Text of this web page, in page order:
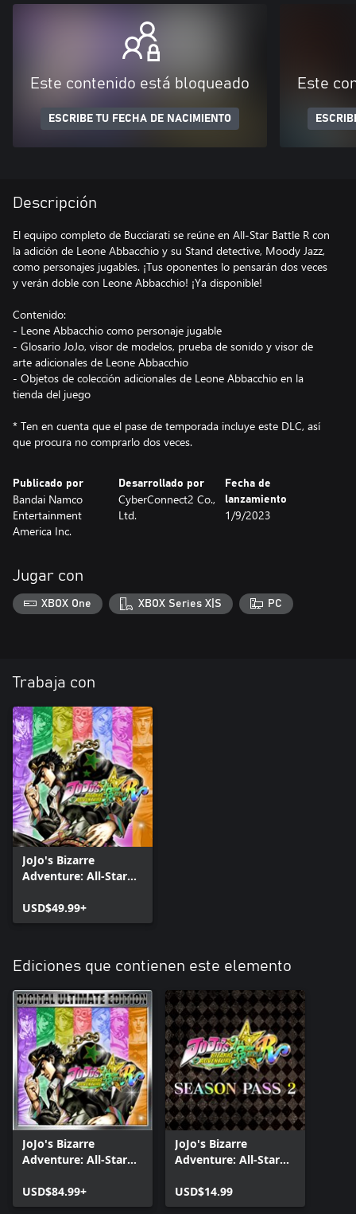
Este contenido está bloqueado
ESCRIBE TU FECHA DE NACIMIENTO
Este
Descripción
El equipo completo de Bucciarati se reúne en All-Star Battle R con
la adición de Leone Abbacchio y su Stand detective, Moody Jazz,
como personajes jugables. ¡Tus oponentes lo pensarán dos veces
y verán doble con Leone Abbacchio! ¡Ya disponible!
Contenido:
- Leone Abbacchio como personaje jugable
- Glosario JoJo, visor de modelos, prueba de sonido y visor de
arte adicionales de Leone Abbacchio
- Objetos de colección adicionales de Leone Abbacchio en la
tienda del juego
* Ten en cuenta que el pase de temporada incluye este DLC, así
que procura no comprarlo dos veces.
Publicado por
Bandai Namco
Entertainment
America Inc.
Desarrollado por
CyberConnect2 Co.,
Ltd.
Fecha de
lanzamiento
1/9/2023
Jugar con
XBOX One XBOX Series X|S PC
Trabaja con
JoJo's Bizarre
Adventure: All-Star
USD$49.99+
Ediciones que contienen este elemento
JoJo's Bizarre
Adventure: All-Star
Edition
USD$84.99+
JoJo's Bizarre
Adventure: All-Star
Temporada 2
USD$14.99